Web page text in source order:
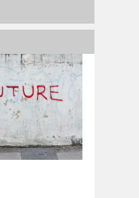
2012 08. 17.